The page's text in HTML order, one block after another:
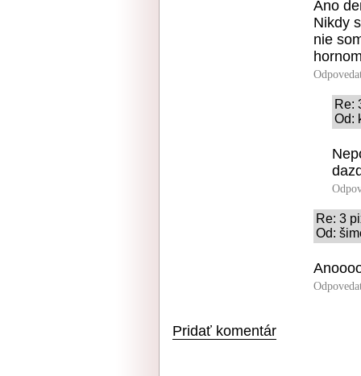
Áno
Nikdy
nie
Re:
Od:
Re: 3
Od:
Pridať komentár